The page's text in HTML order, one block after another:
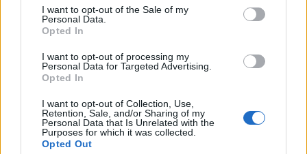
I want to opt-out of the Sale of my
Personal Data.
Opted In
I want to opt-out of processing my
Personal Data for Targeted Advertising.
Opted In
I want to opt-out of Collection, Use,
Retention, Sale, and/or Sharing of my
Personal Data that Is Unrelated with the
Purposes for which it was collected.
Opted Out